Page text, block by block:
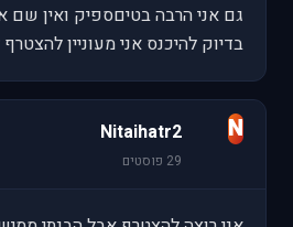
גם אני הרבה בטיםספיק ואין שם
בדיוק להיכנס אני מעוניין להצטרף
N
Nitaihatr2
29 פוסטים